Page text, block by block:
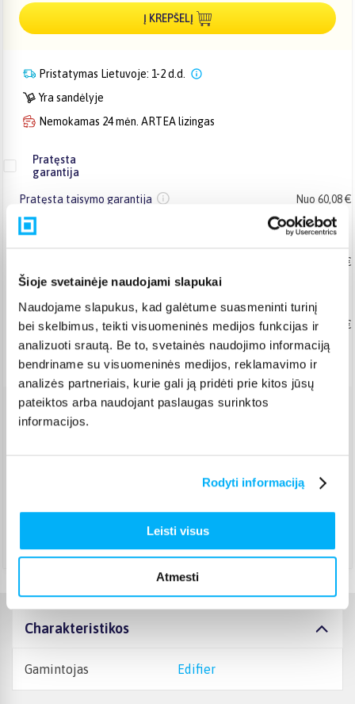
Šioje svetainėje naudojami slapukai
Naudojame slapukus, kad galėtume suasmeninti turinį
bei skelbimus, teikti visuomeninės medijos funkcijas ir
analizuoti srautą. Be to, svetainės naudojimo informaciją
bendriname su visuomeninės medijos, reklamavimo ir
analizės partneriais, kurie gali ją pridėti prie kitos jūsų
pateiktos arba naudojant paslaugas surinktos
informacijos.
Rodyti informaciją
Leisti visus
Atmesti
Į KREPŠELĮ
Pristatymas Lietuvoje: 1-2 d.d.
Yra sandėlyje
Nemokamas 24 mėn. ARTEA lizingas
Pratęsta
garantija
Pratęsta taisymo garantija Nuo 60,08 €
+ 2
Nuo 75,82 €
+ 2 + 3 metai
Pratęsta taisymo garantija įmonėms Nuo 65,99 €
+ 2 + 3 metai
Venipak kurjeris
Atsiėmimas Veiverių g. 171, Kaunas
Rugpjūtis 10d. - Rugpjūtis 11d.
Charakteristikos
Gamintojas Edifier